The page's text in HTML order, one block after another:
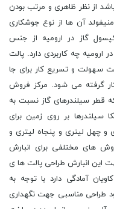
از نظر ظاهری و مرتب بودن
آن ها از نوع جوشکاری
گاز در ارومیه از جنس
چه کاربردی دارد. پالت
سهولت و تسریع کار برای جا
گرفته می شود. مرکز فروش
قطر سیلندرهای گاز نسبت به
بر روی زمین برای
و چهل لیتری و پنجاه لیتری و
های مختلفی برای انبارش
این انبارش طراحی پالت ها ی
آمادگی دارد با توجه به
طراحی مناسبی جهت نگهداری